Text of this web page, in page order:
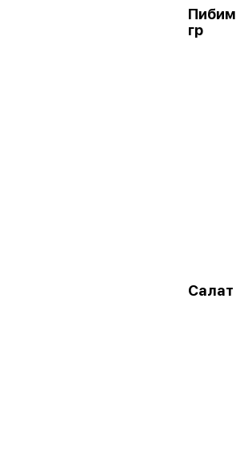
гр
Салат